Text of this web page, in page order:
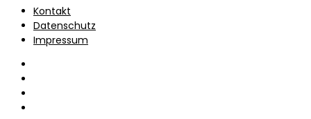
Kontakt
Datenschutz
Impressum